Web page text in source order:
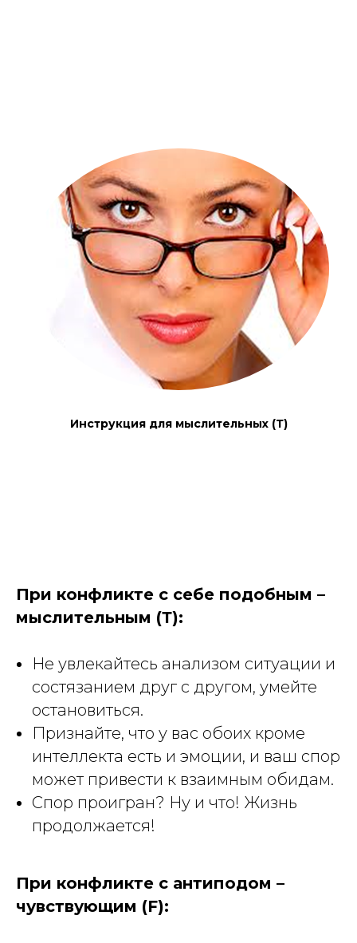
Инструкция для мыслительных (Т)
При конфликте с себе подобным –
мыслительным (Т):
Не увлекайтесь анализом ситуации и
состязанием друг с другом, умейте
остановиться.
Признайте, что у вас обоих кроме
интеллекта есть и эмоции, и ваш спор
может привести к взаимным обидам.
Спор проигран? Ну и что! Жизнь
продолжается!
При конфликте с антиподом –
чувствующим (F):